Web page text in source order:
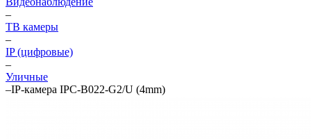
–
ТВ камеры
–
IP (цифровые)
–
Уличные
–IP-камера IPC-B022-G2/U (4mm)